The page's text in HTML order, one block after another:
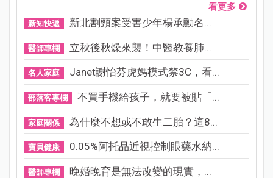
看更多
新知快遞 新北割頸案受害少年楊承勳名...
醫師專欄 立秋後秋燥來襲！中醫教養肺...
名人家庭 Janet謝怡芬虎媽模式禁3C，看...
部落客專欄 不買手機給孩子，就要被貼「...
家庭關係 為什麼不想或不敢生二胎？這8...
寶貝健康 0.05%阿托品近視控制眼藥水納...
醫師專欄 晚婚晚育是無法改變的現實，...